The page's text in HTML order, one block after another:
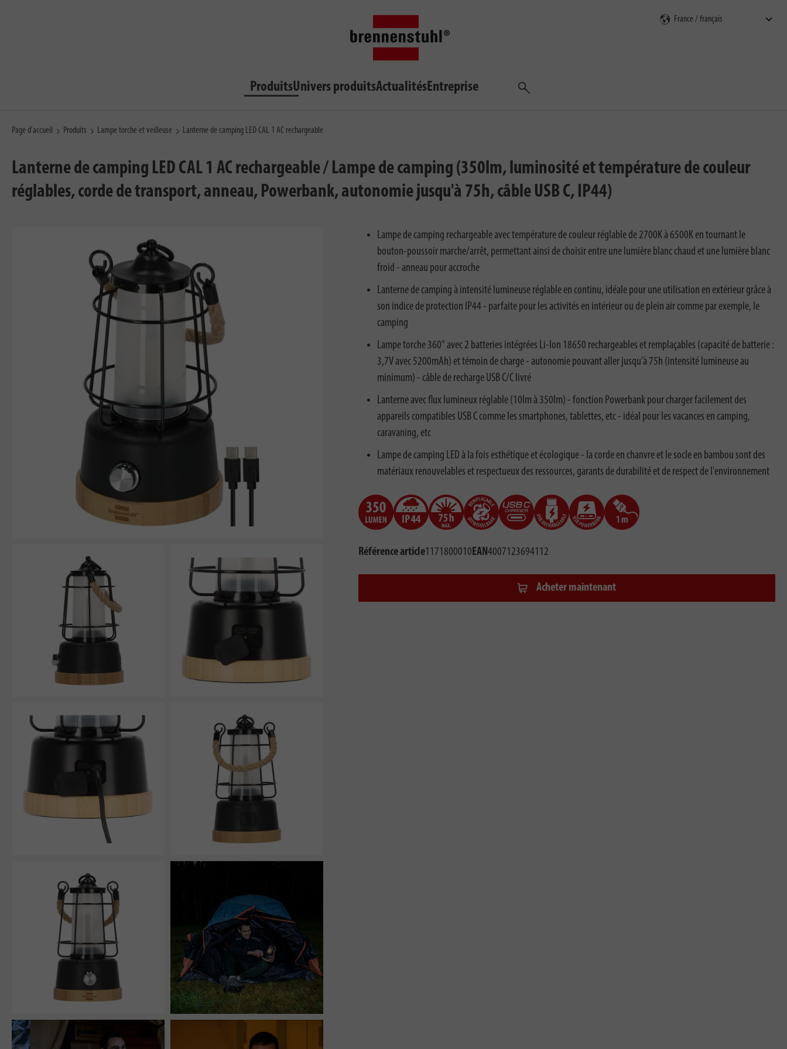
ProduitsUnivers produitsActualitésEntreprise
Rechercher
Page d'accueil Produits Lampe torche et veilleuse Lanterne de camping LED CAL 1 AC rechargeable
Lanterne de camping LED CAL 1 AC rechargeable / Lampe de camping (350lm, luminosité et température de couleur
réglables, corde de transport, anneau, Powerbank, autonomie jusqu'à 75h, câble USB C, IP44)
Lampe de camping rechargeable avec température de couleur réglable de 2700K à 6500K en tournant le
bouton-poussoir marche/arrêt, permettant ainsi de choisir entre une lumière blanc chaud et une lumière blanc
froid - anneau pour accroche
Lanterne de camping à intensité lumineuse réglable en continu, idéale pour une utilisation en extérieur grâce à
son indice de protection IP44 - parfaite pour les activités en intérieur ou de plein air comme par exemple, le
camping
Lampe torche 360° avec 2 batteries intégrées Li-Ion 18650 rechargeables et remplaçables (capacité de batterie :
3,7V avec 5200mAh) et témoin de charge - autonomie pouvant aller jusqu'à 75h (intensité lumineuse au
minimum) - câble de recharge USB C/C livré
Lanterne avec flux lumineux réglable (10lm à 350lm) - fonction Powerbank pour charger facilement des
appareils compatibles USB C comme les smartphones, tablettes, etc - idéal pour les vacances en camping,
caravaning, etc
Lampe de camping LED à la fois esthétique et écologique - la corde en chanvre et le socle en bambou sont des
matériaux renouvelables et respectueux des ressources, garants de durabilité et de respect de l'environnement
Référence article1171800010EAN4007123694112
Acheter maintenant